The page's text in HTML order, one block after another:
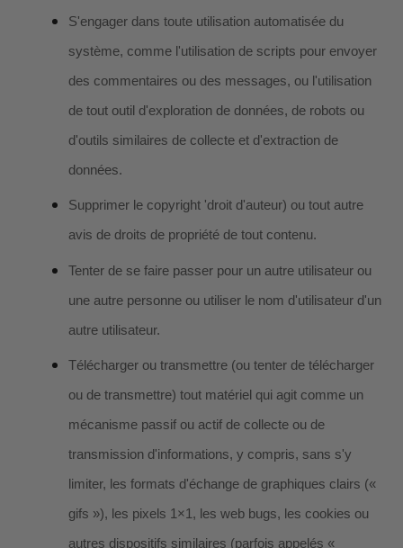
S'engager dans toute utilisation automatisée du
système, comme l'utilisation de scripts pour envoyer
des commentaires ou des messages, ou l'utilisation
de tout outil d'exploration de données, de robots ou
d'outils similaires de collecte et d'extraction de
données.
Supprimer le copyright 'droit d'auteur) ou tout autre
avis de droits de propriété de tout contenu.
Tenter de se faire passer pour un autre utilisateur ou
une autre personne ou utiliser le nom d'utilisateur d'un
autre utilisateur.
Télécharger ou transmettre (ou tenter de télécharger
ou de transmettre) tout matériel qui agit comme un
mécanisme passif ou actif de collecte ou de
transmission d'informations, y compris, sans s'y
limiter, les formats d'échange de graphiques clairs («
gifs »), les pixels 1×1, les web bugs, les cookies ou
autres dispositifs similaires (parfois appelés «